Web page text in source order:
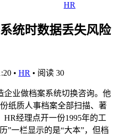
HR
统时数据丢失风险
• HR • 阅读 30
企业做档案系统切换咨询。他
纸质人事档案全部扫描、著
经理点开一份1995年的工
”一栏显示的是“大本”，但档